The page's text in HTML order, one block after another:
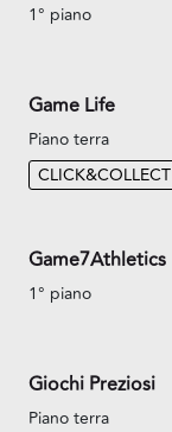
1° piano
Game Life
Piano terra
CLICK&COLLECT
Game7Athletics
1° piano
Giochi Preziosi
Piano terra